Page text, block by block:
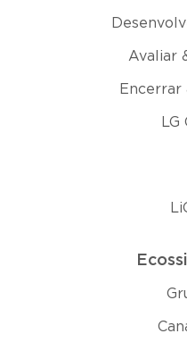
Avaliar
Encerrar
LG